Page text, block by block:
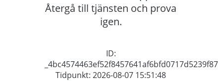
Återgå till tjänsten och prova
igen.
ID:
_4bc4574463ef52f8457641af6bfd0717d5239f87
Tidpunkt: 2026-08-07 15:51:48